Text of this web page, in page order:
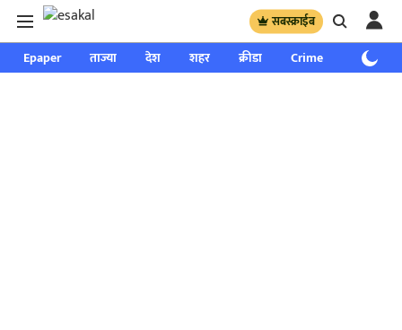
सबस्क्राईब
Epaper ताज्या देश शहर क्रीडा Crime साप्ताहिक